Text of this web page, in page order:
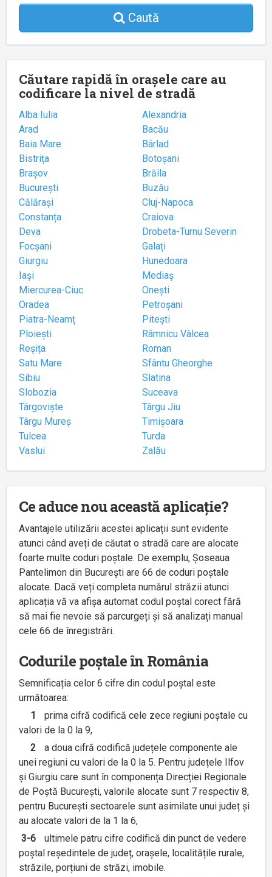
Caută
Căutare rapidă în orașele care au
codificare la nivel de stradă
Alba Iulia
Alexandria
Arad
Bacău
Baia Mare
Bârlad
Bistrița
Botoșani
Brașov
Brăila
București
Buzău
Călărași
Cluj-Napoca
Constanța
Craiova
Deva
Drobeta-Turnu Severin
Focșani
Galați
Giurgiu
Hunedoara
Iași
Mediaș
Miercurea-Ciuc
Onești
Oradea
Petroșani
Piatra-Neamț
Pitești
Ploiești
Râmnicu Vâlcea
Reșița
Roman
Satu Mare
Sfântu Gheorghe
Sibiu
Slatina
Slobozia
Suceava
Târgoviște
Târgu Jiu
Târgu Mureș
Timișoara
Tulcea
Turda
Vaslui
Zalău
Ce aduce nou această aplicație?
Avantajele utilizării acestei aplicații sunt evidente
atunci când aveți de căutat o stradă care are alocate
foarte multe coduri poștale. De exemplu, Șoseaua
Pantelimon din București are 66 de coduri poștale
alocate. Dacă veți completa numărul străzii atunci
aplicația vă va afișa automat codul poștal corect fără
să mai fie nevoie să parcurgeți și să analizați manual
cele 66 de înregistrări.
Codurile poștale în România
Semnificația celor 6 cifre din codul poștal este
următoarea:
1
prima cifră codifică cele zece regiuni poștale cu
valori de la 0 la 9,
2
a doua cifră codifică județele componente ale
unei regiuni cu valori de la 0 la 5. Pentru județele Ilfov
și Giurgiu care sunt în componența Direcției Regionale
de Poștă București, valorile alocate sunt 7 respectiv 8,
pentru București sectoarele sunt asimilate unui județ și
au alocate valori de la 1 la 6,
3-6
ultimele patru cifre codifică din punct de vedere
poștal reședintele de județ, orașele, localitățile rurale,
străzile, porțiuni de străzi, imobile.